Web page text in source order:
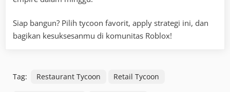
Siap bangun? Pilih tycoon favorit, apply strategi ini, dan
bagikan kesuksesanmu di komunitas Roblox!
Tag: Restaurant Tycoon Retail Tycoon